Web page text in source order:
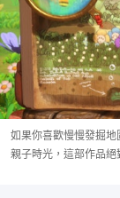
如果你喜歡慢慢發掘
親子時光，這部作品絕